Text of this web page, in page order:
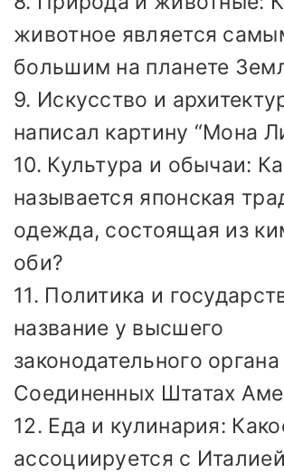
животное является
большим на планете
9. Искусство и
написал картину “Мона
10. Культура и обычаи:
называется японская
одежда, состоящая из
оби?
11. Политика и
название у высшего
законодательного органа
Соединенных Штатах
12. Еда и кулинария:
ассоциируется с